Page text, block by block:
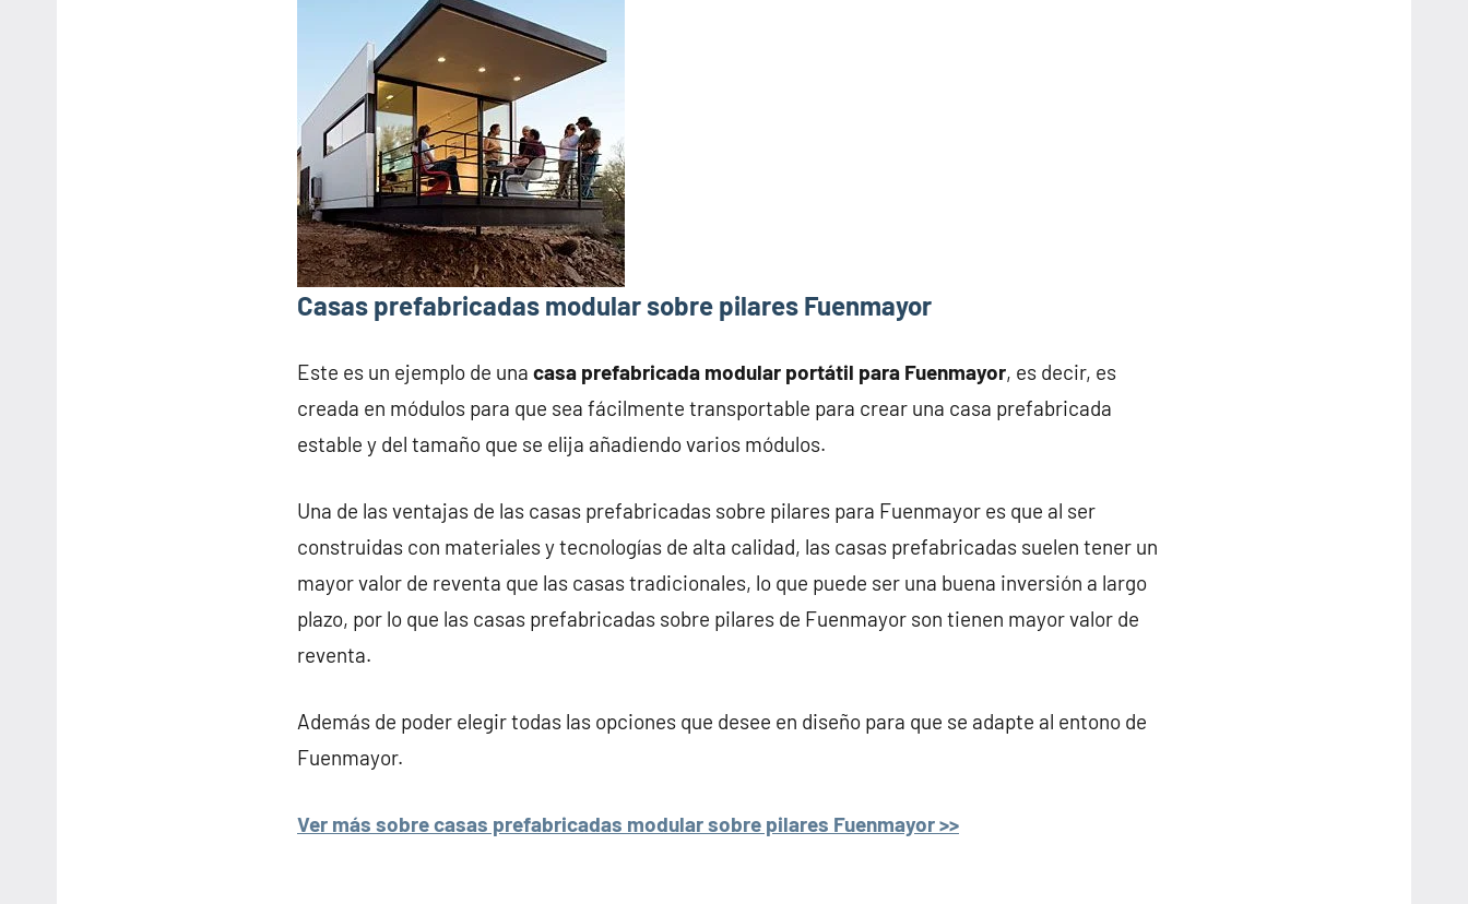
Casas prefabricadas modular sobre pilares Fuenmayor
Este es un ejemplo de una casa prefabricada modular portátil para Fuenmayor, es decir, es
creada en módulos para que sea fácilmente transportable para crear una casa prefabricada
estable y del tamaño que se elija añadiendo varios módulos.
Una de las ventajas de las casas prefabricadas sobre pilares para Fuenmayor es que al ser
construidas con materiales y tecnologías de alta calidad, las casas prefabricadas suelen tener un
mayor valor de reventa que las casas tradicionales, lo que puede ser una buena inversión a largo
plazo, por lo que las casas prefabricadas sobre pilares de Fuenmayor son tienen mayor valor de
reventa.
Además de poder elegir todas las opciones que desee en diseño para que se adapte al entono de
Fuenmayor.
Ver más sobre casas prefabricadas modular sobre pilares Fuenmayor >>